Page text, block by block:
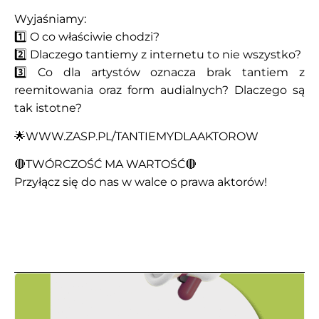
Wyjaśniamy:
1️⃣ O co właściwie chodzi?
2️⃣ Dlaczego tantiemy z internetu to nie wszystko?
3️⃣ Co dla artystów oznacza brak tantiem z
reemitowania oraz form audialnych? Dlaczego są
tak istotne?
🌟WWW.ZASP.PL/TANTIEMYDLAAKTOROW
🔴TWÓRCZOŚĆ MA WARTOŚĆ🔴
Przyłącz się do nas w walce o prawa aktorów!